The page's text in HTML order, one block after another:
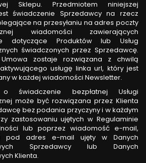
Sklepu. Przedmiotem niniejszej
świadczenie Sprzedawcy na rzecz
na przesyłaniu na adres poczty
wiadomości zawierających
dotyczące Produktów lub Usług
świadczonych przez Sprzedawcę.
Umowa zostaje rozwiązana z chwilą
usługę linka url, który jest
w każdej wiadomości Newsletter.
świadczenie bezpłatnej Usługi
może być rozwiązana przez Klienta
bez podania przyczyny i w każdym
zastosowaniu ujętych w Regulaminie
lub poprzez wiadomość e-mail,
pod adres e-mail ujęty w Danych
Sprzedawcy lub Danych
Klienta.